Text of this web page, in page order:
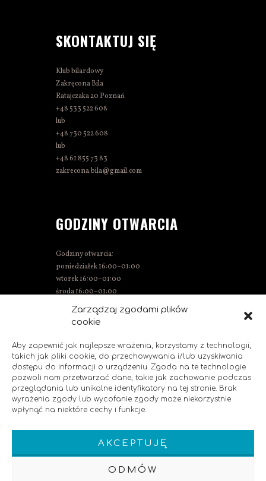
Zarządzaj zgodami plików
cookie
Aby zapewnić jak najlepsze wrażenia, korzystamy z technologii,
takich jak pliki cookie, do przechowywania i/lub uzyskiwania
dostępu do informacji o urządzeniu. Zgoda na te technologie
pozwoli nam przetwarzać dane, takie jak zachowanie podczas
przeglądania lub unikalne identyfikatory na tej stronie. Brak
wyrażenia zgody lub wycofanie zgody może niekorzystnie
wpłynąć na niektóre cechy i funkcje.
AKCEPTUJĘ
ODMÓW
SKONTAKTUJ SIĘ
Klub bilardowy
Zakręcona Bila
Ratajczaka 20 Poznań
+48 533 522 608
lub
+48 730 522 608
lub
+48 61 855 73 83
zakrecona.bila@gmail.com
GODZINY OTWARCIA
Godziny otwarcia:
poniedziałek 16:00–01:00
wtorek 16:00–01:00
środa 16:00–01:00
czwartek 15:00–01:00
piątek 15:00–02:00
niedziela 14:00–00:00
SOCIAL MEDIA